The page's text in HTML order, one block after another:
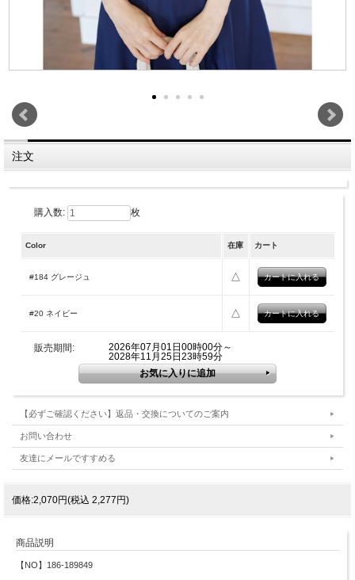
注文
購入数: 枚
Color 在庫 カート
#184 グレージュ △
#20 ネイビー △
販売期間:
2026年07月01日00時00分～
2028年11月25日23時59分
【必ずご確認ください】返品・交換についてのご案内
お問い合わせ
友達にメールですすめる
価格:2,070円(税込 2,277円)
商品説明
【NO】186-189849